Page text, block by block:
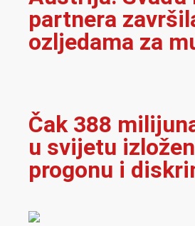
partnera
ozljedama za
Čak 388
u svijetu
progonu i